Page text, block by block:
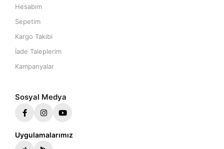
Hesabım
Sepetim
Kargo Takibi
İade Taleplerim
Kampanyalar
Sosyal Medya
Uygulamalarımız